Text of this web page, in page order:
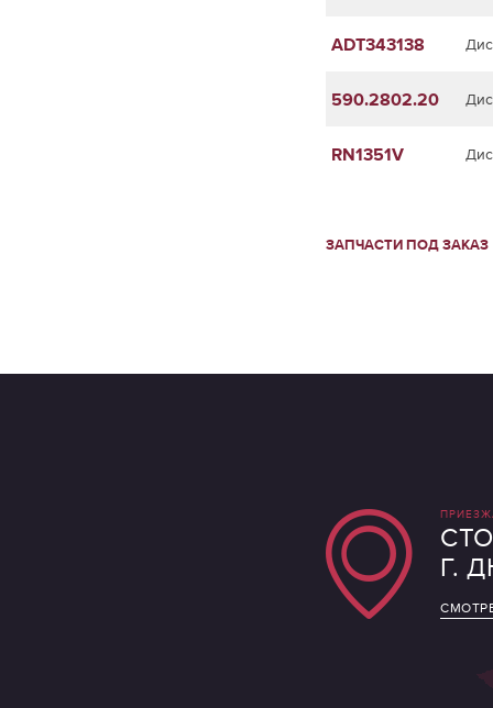
ADT343138
590.2802.20
RN1351V
ЗАПЧАСТИ ПОД ЗАКАЗ
СТО
Г.